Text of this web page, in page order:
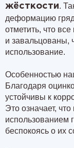
жёсткости.
деформацию
отметить, что
и завальцованы,
использование.
Особенностью
Благодаря
устойчивы к
Это означает,
использованием
беспокоясь о их